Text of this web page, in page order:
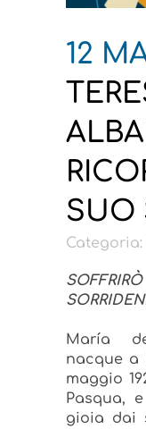
12
SUO
Categoria:
María
nacque a
maggio
Pasqua,
gioia dai